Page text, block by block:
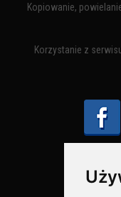
Kopiowanie,
Korzystanie z